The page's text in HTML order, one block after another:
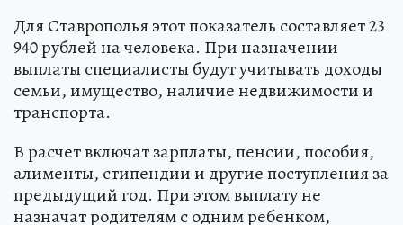
Для Ставрополья этот показатель составляет 23
940 рублей на человека. При назначении
выплаты специалисты будут учитывать доходы
семьи, имущество, наличие недвижимости и
транспорта.
В расчет включат зарплаты, пенсии, пособия,
алименты, стипендии и другие поступления за
предыдущий год. При этом выплату не
назначат родителям с одним ребенком,